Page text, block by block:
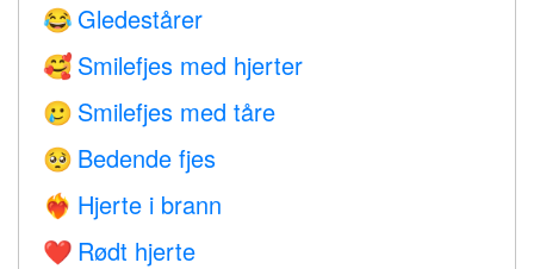
😂 Gledestårer
🥰 Smilefjes med hjerter
🥲 Smilefjes med tåre
🥺 Bedende fjes
❤️‍🔥 Hjerte i brann
❤️ Rødt hjerte